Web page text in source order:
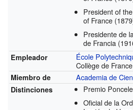
President of
of France
Presidente de
de Francia
Empleador
École
Collège de France
Miembro de Academia de
Distinciones Premio
Oficial de la